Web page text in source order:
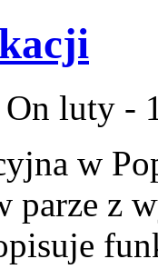
On luty -
w
parze z